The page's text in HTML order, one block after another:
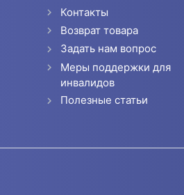
Контакты
Возврат товара
Задать нам вопрос
Меры поддержки для
инвалидов
Полезные статьи